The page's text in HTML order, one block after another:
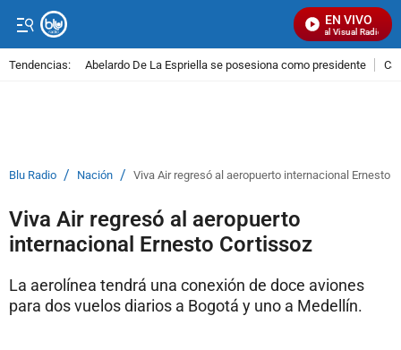
EN VIVO
Señal Visual Radio
Tendencias: Abelardo De La Espriella se posesiona como presidente
Blu Radio / Nación / Viva Air regresó al aeropuerto internacional Ernesto
Viva Air regresó al aeropuerto
internacional Ernesto Cortissoz
La aerolínea tendrá una conexión de doce aviones
para dos vuelos diarios a Bogotá y uno a Medellín.